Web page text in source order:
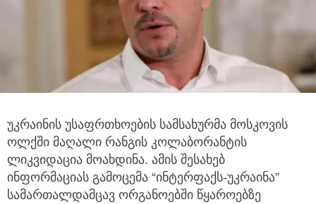
უკრაინის უსაფრთხოების სამსახურმა მოსკოვის
ოლქში მაღალი რანგის კოლაბორანტის
ლიკვიდაცია მოახდინა. ამის შესახებ
ინფორმაციას გამოცემა “ინტერფაქს-უკრაინა”
სამართალდამცავ ორგანოებში წყაროებზე